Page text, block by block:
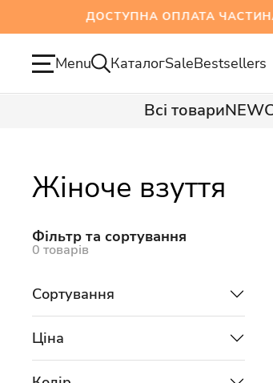
ДОСТУПНА ОПЛАТА
Menu КаталогSaleBestsellers
Всі товариNEW
Жіноче взуття
Фільтр та сортування
0 товарів
Сортування
Ціна